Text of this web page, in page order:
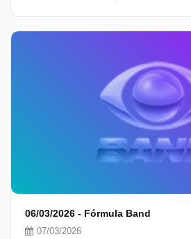
06/03/2026 - Fórmula Band
07/03/2026